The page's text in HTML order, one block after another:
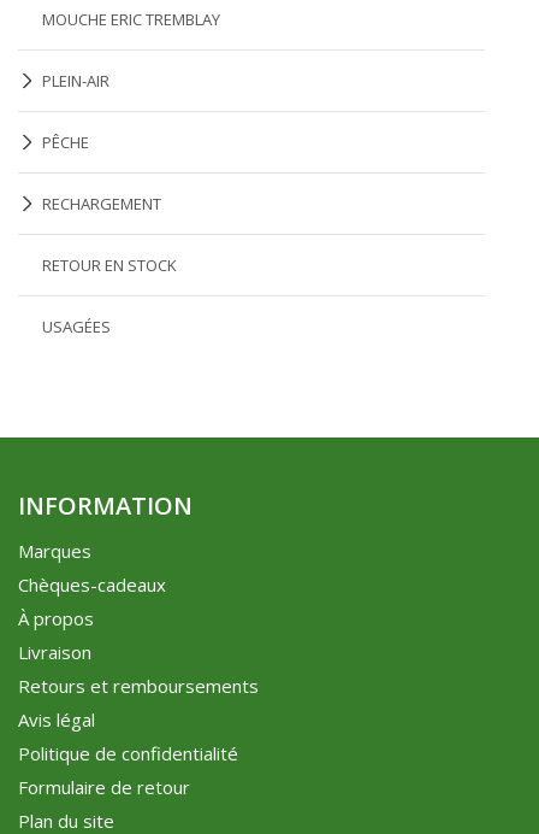
MOUCHE ERIC TREMBLAY
PLEIN-AIR
PÊCHE
RECHARGEMENT
RETOUR EN STOCK
USAGÉES
INFORMATION
Marques
Chèques-cadeaux
À propos
Livraison
Retours et remboursements
Avis légal
Politique de confidentialité
Formulaire de retour
Plan du site